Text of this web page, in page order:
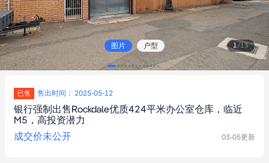
图片 户型 1/13
已售 售出时间： 2025-05-12
银行强制出售Rockdale优质424平米办公室仓库，临近
M5，高投资潜力
成交价未公开
03-05更新